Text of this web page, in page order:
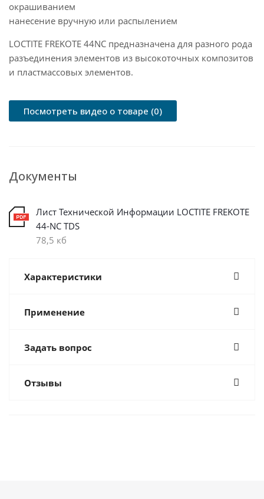
окрашиванием
нанесение вручную или распылением
LOCTITE FREKOTE 44NC предназначена для разного рода
разъединения элементов из высокоточных композитов
и пластмассовых элементов.
Посмотреть видео о товаре (0)
Документы
Лист Технической Информации LOCTITE FREKOTE
44-NC TDS
78,5 кб
Характеристики
Применение
Задать вопрос
Отзывы